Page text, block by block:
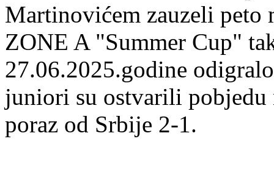
Martinovićem zauzeli
ZONE A "Summer Cup"
27.06.2025.godine
juniori su ostvarili pobjedu
poraz od Srbije 2-1.